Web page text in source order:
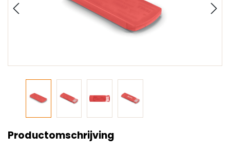
Productomschrijving